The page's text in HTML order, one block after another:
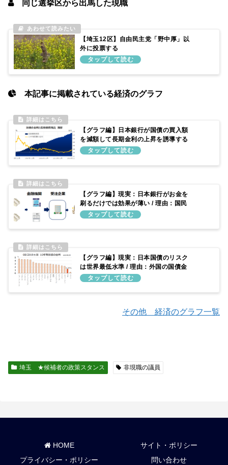
同じ選挙区から出馬した現職
【埼玉12区】自由民主党「野中厚」以
外に投票する
本記事に掲載されている経済のグラフ
【グラフ編】日本銀行が国債の買入額
を減額して長期金利の上昇を誘導する
仕組み
【グラフ編】現実：日本銀行がお金を
刷るだけでは効果が薄い / 理由：国民
がそのお金を受け取れるとは限らない
【グラフ編】現実：日本国債のリスク
は世界最低水準 / 理由：外国の国債金
利よりも低金利で推移し続けているた
その他 経済のグラフ一覧
埼玉 ★候補者の政策スタンス 非現職の議員
HOME
サイト・ポリシー
プライバシー・ポリシー
問い合わせ